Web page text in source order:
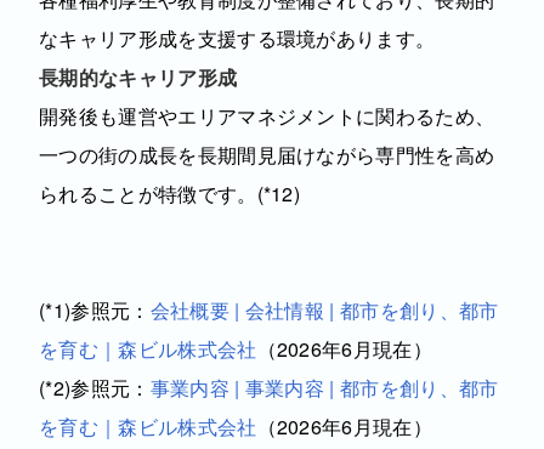
なキャリア形成を支援する環境があります。
長期的なキャリア形成
開発後も運営やエリアマネジメントに関わるため、
一つの街の成長を長期間見届けながら専門性を高め
られることが特徴です。(*12)
(*1)参照元： 会社概要 | 会社情報 | 都市を創り、都市
を育む｜森ビル株式会社 （2026年6月現在）
(*2)参照元： 事業内容 | 事業内容 | 都市を創り、都市
を育む｜森ビル株式会社 （2026年6月現在）